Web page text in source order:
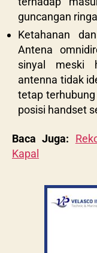
guncangan
Ketahanan
Antena
sinyal meski
antenna tidak
tetap
posisi handset
Baca Juga:
Kapal